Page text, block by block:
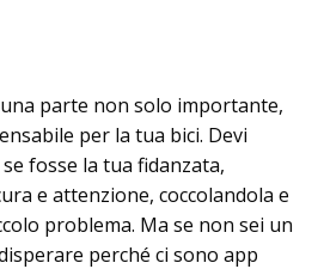
parte non solo importante,
per la tua bici. Devi
fosse la tua fidanzata,
e attenzione, coccolandola e
problema. Ma se non sei un
perché ci sono app